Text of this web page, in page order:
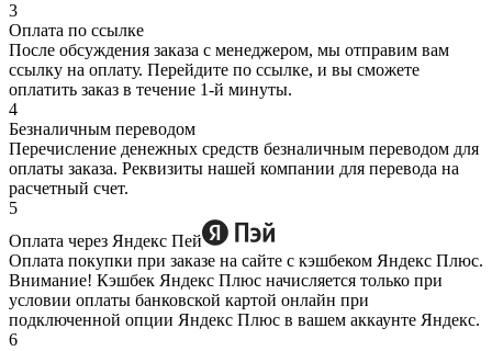
3
Оплата по ссылке
После обсуждения заказа с менеджером, мы отправим вам
ссылку на оплату. Перейдите по ссылке, и вы сможете
оплатить заказ в течение 1-й минуты.
4
Безналичным переводом
Перечисление денежных средств безналичным переводом для
оплаты заказа. Реквизиты нашей компании для перевода на
расчетный счет.
5
Оплата через Яндекс Пей
Оплата покупки при заказе на сайте с кэшбеком Яндекс Плюс.
Внимание! Кэшбек Яндекс Плюс начисляется только при
условии оплаты банковской картой онлайн при
подключенной опции Яндекс Плюс в вашем аккаунте Яндекс.
6